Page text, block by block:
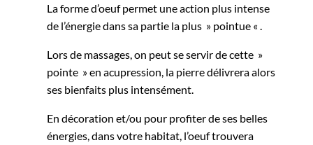
La forme d’oeuf permet une action plus intense
de l’énergie dans sa partie la plus » pointue « .
Lors de massages, on peut se servir de cette »
pointe » en acupression, la pierre délivrera alors
ses bienfaits plus intensément.
En décoration et/ou pour profiter de ses belles
énergies, dans votre habitat, l’oeuf trouvera